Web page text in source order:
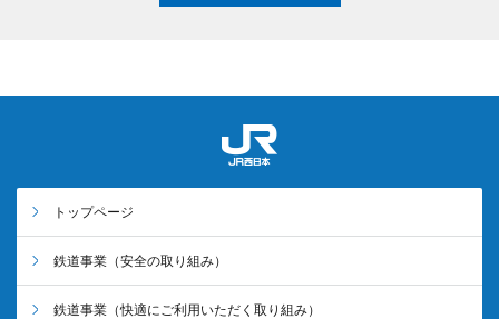
トップページ
鉄道事業 （安全の取り組み）
鉄道事業 （快適にご利用いただく取り組み）